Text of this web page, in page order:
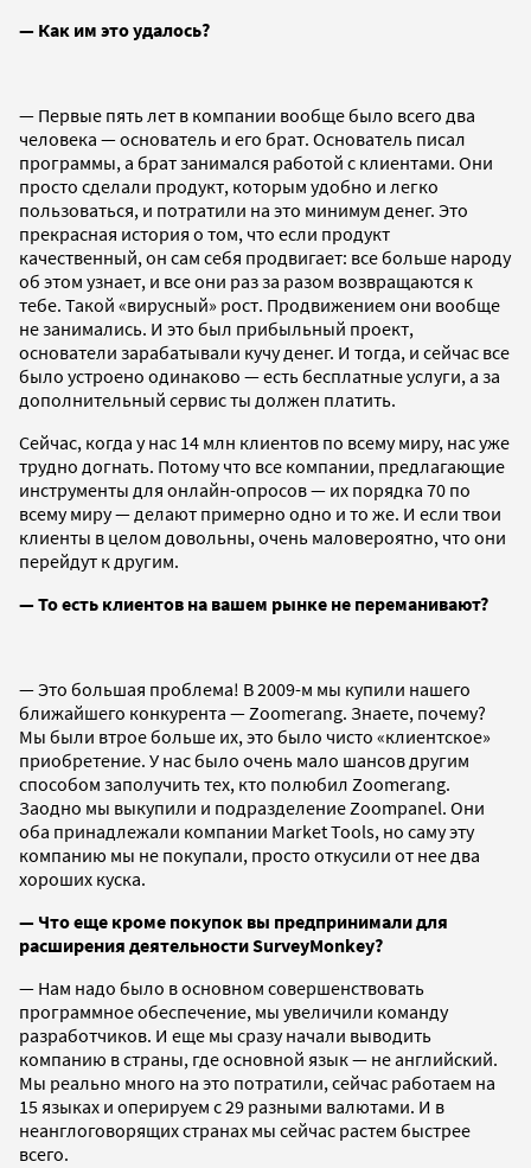
— Как им это удалось?
— Первые пять лет в компании вообще было всего два
человека — основатель и его брат. Основатель писал
программы, а брат занимался работой с клиентами. Они
просто сделали продукт, которым удобно и легко
пользоваться, и потратили на это минимум денег. Это
прекрасная история о том, что если продукт
качественный, он сам себя продвигает: все больше народу
об этом узнает, и все они раз за разом возвращаются к
тебе. Такой «вирусный» рост. Продвижением они вообще
не занимались. И это был прибыльный проект,
основатели зарабатывали кучу денег. И тогда, и сейчас все
было устроено одинаково — есть бесплатные услуги, а за
дополнительный сервис ты должен платить.
Сейчас, когда у нас 14 млн клиентов по всему миру, нас уже
трудно догнать. Потому что все компании, предлагающие
инструменты для онлайн-опросов — их порядка 70 по
всему миру — делают примерно одно и то же. И если твои
клиенты в целом довольны, очень маловероятно, что они
перейдут к другим.
— То есть клиентов на вашем рынке не переманивают?
— Это большая проблема! В 2009-м мы купили нашего
ближайшего конкурента — Zoomerang. Знаете, почему?
Мы были втрое больше их, это было чисто «клиентское»
приобретение. У нас было очень мало шансов другим
способом заполучить тех, кто полюбил Zoomerang.
Заодно мы выкупили и подразделение Zoompanel. Они
оба принадлежали компании Market Tools, но саму эту
компанию мы не покупали, просто откусили от нее два
хороших куска.
— Что еще кроме покупок вы предпринимали для
расширения деятельности SurveyMonkey?
— Нам надо было в основном совершенствовать
программное обеспечение, мы увеличили команду
разработчиков. И еще мы сразу начали выводить
компанию в страны, где основной язык — не английский.
Мы реально много на это потратили, сейчас работаем на
15 языках и оперируем с 29 разными валютами. И в
неанглоговорящих странах мы сейчас растем быстрее
всего.